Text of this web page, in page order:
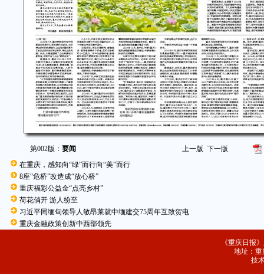
第002版：要闻 上一版 下一版
在重庆，感知向“绿”而行向“美”而行
8座“危桥”改造成“放心桥”
重庆福彩公益金“点亮乡村”
荷花俏开 游人纷至
习近平同缅甸领导人敏昂莱就中缅建交75周年互致贺电
重庆金融政策创新中西部领先
《重庆日报
地址：重
技